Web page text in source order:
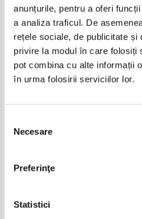
anunțurile, pentru a oferi
a analiza traficul. De
rețele sociale, de publicitate și
privire la modul în care folosiți
pot combina cu alte informații
în urma folosirii serviciilor lor.
consimțământului
Necesare
Preferinţe
Statistici
Arkadi Strugatki, Boris Strugatki
Adaugă în coș